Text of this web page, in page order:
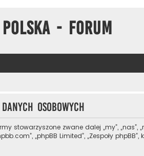
- Forum
osobowych
stowarzyszone zwane dalej „my”,
„phpBB Limited”, „Zespoły